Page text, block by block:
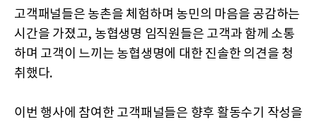
고객패널들은 농촌을 체험하며 농민의 마음을 공감하는
시간을 가졌고, 농협생명 임직원들은 고객과 함께 소통
하며 고객이 느끼는 농협생명에 대한 진솔한 의견을 청
취했다.
이번 행사에 참여한 고객패널들은 향후 활동수기 작성을